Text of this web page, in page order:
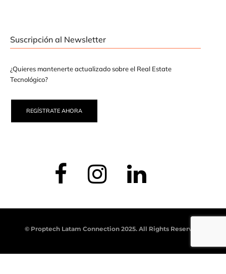
Suscripción al Newsletter
¿Quieres mantenerte actualizado sobre el Real Estate
Tecnológico?
REGÍSTRATE AHORA
© Proptech Latam Connection 2025. All Rights Reserved.